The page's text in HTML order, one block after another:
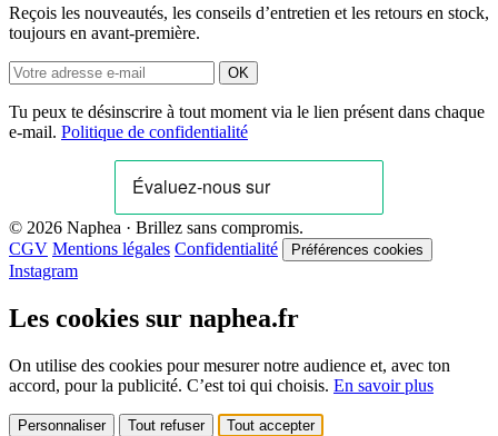
Reçois les nouveautés, les conseils d’entretien et les retours en stock,
toujours en avant-première.
OK
Tu peux te désinscrire à tout moment via le lien présent dans chaque
e-mail. Politique de confidentialité
© 2026 Naphea · Brillez sans compromis.
CGV Mentions légales Confidentialité Préférences cookies
Instagram
Les cookies sur naphea.fr
On utilise des cookies pour mesurer notre audience et, avec ton
accord, pour la publicité. C’est toi qui choisis. En savoir plus
Personnaliser Tout refuser Tout accepter